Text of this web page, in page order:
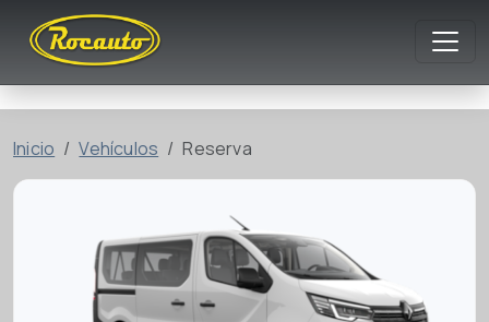
Inicio Vehículos Reserva